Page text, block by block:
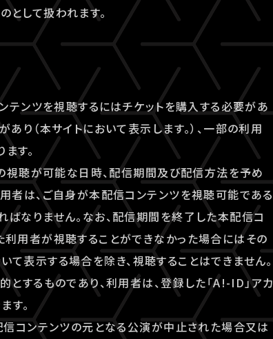
して扱われます。
テンツを視聴するにはチケットを購入する必要があ
り（本サイトにおいて表示します。）、一部の利用
す。
視聴が可能な日時、配信期間及び配信方法を予め
者は、ご自身が本配信コンテンツを視聴可能である
なりません。なお、配信期間を終了した本配信コ
利用者が視聴することができなかった場合にはその
表示する場合を除き、視聴することはできません。
するものであり、利用者は、登録した「A!-ID」アカ
す。
コンテンツの元となる公演が中止された場合又は